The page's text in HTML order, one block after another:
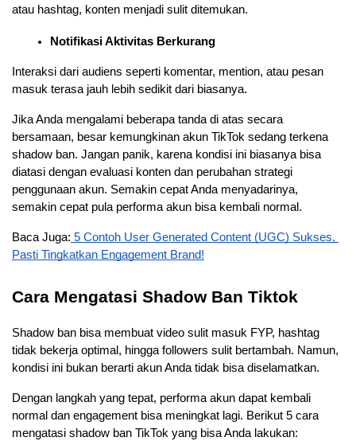
atau hashtag, konten menjadi sulit ditemukan.
Notifikasi Aktivitas Berkurang
Interaksi dari audiens seperti komentar, mention, atau pesan
masuk terasa jauh lebih sedikit dari biasanya.
Jika Anda mengalami beberapa tanda di atas secara
bersamaan, besar kemungkinan akun TikTok sedang terkena
shadow ban. Jangan panik, karena kondisi ini biasanya bisa
diatasi dengan evaluasi konten dan perubahan strategi
penggunaan akun. Semakin cepat Anda menyadarinya,
semakin cepat pula performa akun bisa kembali normal.
Baca Juga: 5 Contoh User Generated Content (UGC) Sukses,
Pasti Tingkatkan Engagement Brand!
Cara Mengatasi Shadow Ban Tiktok
Shadow ban bisa membuat video sulit masuk FYP, hashtag
tidak bekerja optimal, hingga followers sulit bertambah. Namun,
kondisi ini bukan berarti akun Anda tidak bisa diselamatkan.
Dengan langkah yang tepat, performa akun dapat kembali
normal dan engagement bisa meningkat lagi. Berikut 5 cara
mengatasi shadow ban TikTok yang bisa Anda lakukan: